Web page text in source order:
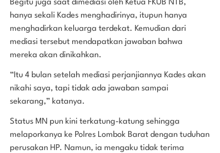
Begitu juga saat dimediasi oleh Ketua FKUB NTB,
hanya sekali Kades menghadirinya, itupun hanya
menghadirkan keluarga terdekat. Kemudian dari
mediasi tersebut mendapatkan jawaban bahwa
mereka akan dinikahkan.
“Itu 4 bulan setelah mediasi perjanjiannya Kades akan
nikahi saya, tapi tidak ada jawaban sampai
sekarang,” katanya.
Status MN pun kini terkatung-katung sehingga
melaporkanya ke Polres Lombok Barat dengan tuduhan
perusakan HP. Namun, ia mengaku tidak terima